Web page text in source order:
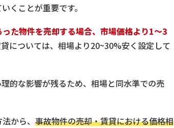
くことが重要です。
った物件を売却する場合、市場価格より1〜3
については、相場より20~30%安く設定して
的な影響が残るため、相場と同水準での売
から、 事故物件の売却・賃貸における価格相